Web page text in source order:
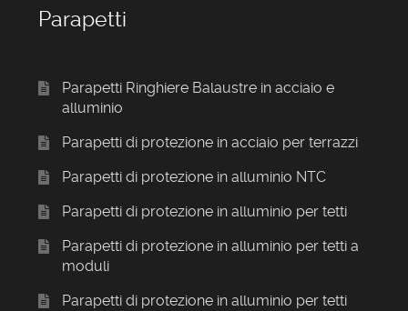
Parapetti
Parapetti Ringhiere Balaustre in acciaio e
alluminio
Parapetti di protezione in acciaio per terrazzi
Parapetti di protezione in alluminio NTC
Parapetti di protezione in alluminio per tetti
Parapetti di protezione in alluminio per tetti a
moduli
Parapetti di protezione in alluminio per tetti